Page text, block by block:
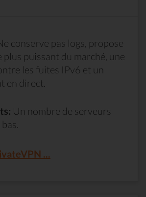
conserve pas logs, propose
plus puissant du marché, une
les fuites IPv6 et un
en direct.
Un nombre de serveurs
...